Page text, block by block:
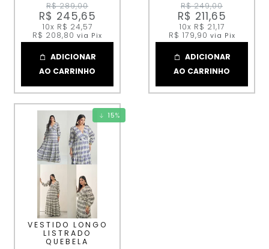
R$ 289,00
R$ 245,65
10x R$ 24,57
R$ 208,80 via Pix
ADICIONAR
AO CARRINHO
R$ 249,00
R$ 211,65
10x R$ 21,17
R$ 179,90 via Pix
ADICIONAR
AO CARRINHO
15%
VESTIDO LONGO
LISTRADO
QUEBELA